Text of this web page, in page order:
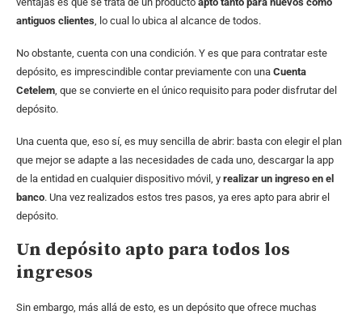
antiguos clientes, lo cual lo ubica al alcance de todos.
No obstante, cuenta con una condición. Y es que para contratar este
depósito, es imprescindible contar previamente con una Cuenta
Cetelem, que se convierte en el único requisito para poder disfrutar del
depósito.
Una cuenta que, eso sí, es muy sencilla de abrir: basta con elegir el plan
que mejor se adapte a las necesidades de cada uno, descargar la app
de la entidad en cualquier dispositivo móvil, y realizar un ingreso en el
banco. Una vez realizados estos tres pasos, ya eres apto para abrir el
depósito.
Un depósito apto para todos los
ingresos
Sin embargo, más allá de esto, es un depósito que ofrece muchas